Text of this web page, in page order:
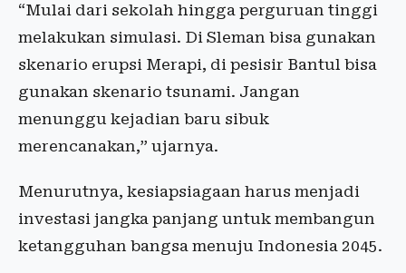
“Mulai dari sekolah hingga perguruan tinggi
melakukan simulasi. Di Sleman bisa gunakan
skenario erupsi Merapi, di pesisir Bantul bisa
gunakan skenario tsunami. Jangan
menunggu kejadian baru sibuk
merencanakan,” ujarnya.
Menurutnya, kesiapsiagaan harus menjadi
investasi jangka panjang untuk membangun
ketangguhan bangsa menuju Indonesia 2045.